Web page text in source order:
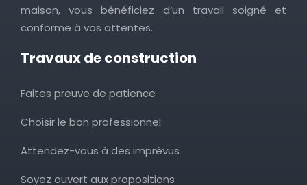
maison, vous bénéficiez d’un travail soigné et
conforme à vos attentes.
Travaux de construction
Faites preuve de patience
Choisir le bon professionnel
Attendez-vous à des imprévus
Soyez ouvert aux propositions